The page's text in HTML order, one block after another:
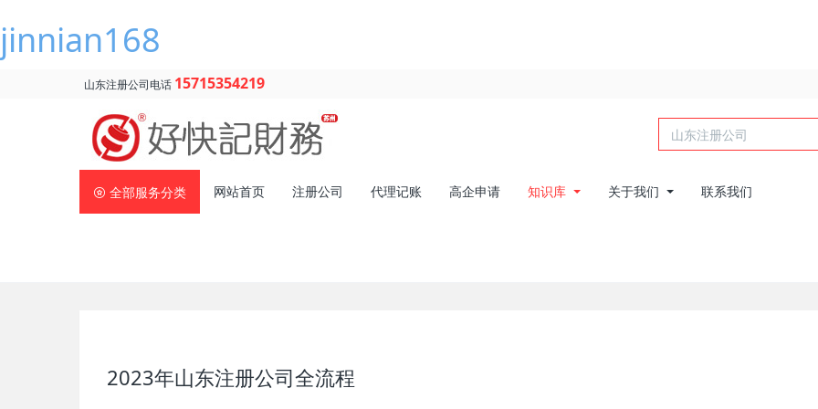
jinnian168
山东注册公司电话 15715354219
全部服务分类 网站首页 注册公司 代理记账 高企申请 知识库 关于我们 联系我们
2023年山东注册公司全流程